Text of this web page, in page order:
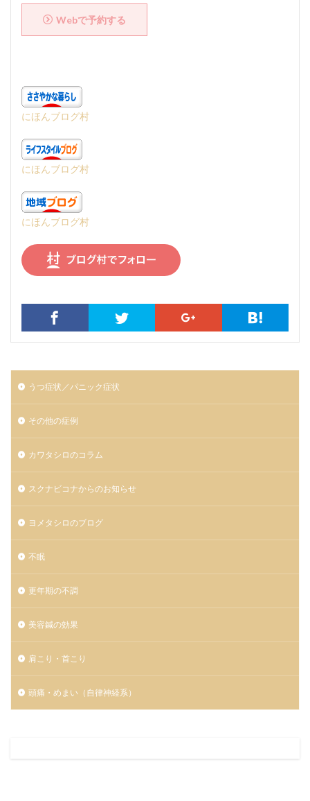
Webで予約する
にほんブログ村
にほんブログ村
にほんブログ村
うつ症状／パニック症状
その他の症例
カワタシロのコラム
スクナビコナからのお知らせ
ヨメタシロのブログ
不眠
更年期の不調
美容鍼の効果
肩こり・首こり
頭痛・めまい（自律神経系）